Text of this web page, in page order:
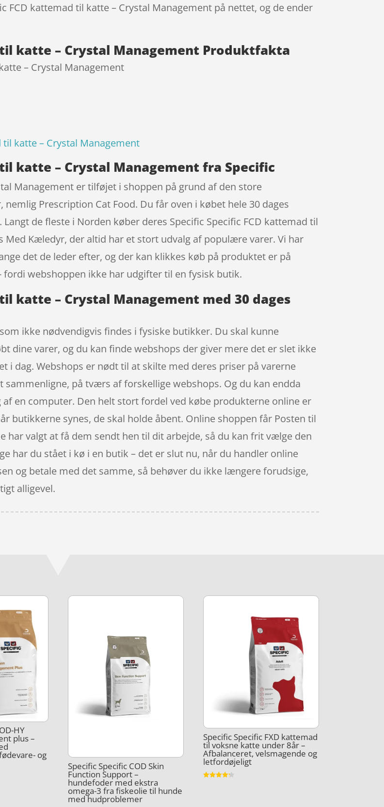
FCD kattemad til katte – Crystal Management på nettet, og de ender
katte – Crystal Management Produktfakta
– Crystal Management
til katte – Crystal Management
katte – Crystal Management fra Specific
Management er tilføjet i shoppen på grund af den store
Prescription Cat Food. Du får oven i købet hele 30 dages
de fleste i Norden køber deres Specific Specific FCD kattemad til
Med Kæledyr, der altid har et stort udvalg af populære varer. Vi har
det de leder efter, og der kan klikkes køb på produktet er på
webshoppen ikke har udgifter til en fysisk butik.
katte – Crystal Management med 30 dages
ikke nødvendigvis findes i fysiske butikker. Du skal kunne
dine varer, og du kan finde webshops der giver mere det er slet ikke
i dag. Webshops er nødt til at skilte med deres priser på varerne
på tværs af forskellige webshops. Og du kan endda
en computer. Den helt stort fordel ved købe produkterne online er
butikkerne synes, de skal holde åbent. Online shoppen får Posten til
har valgt at få dem sendt hen til dit arbejde, så du kan frit vælge den
har du stået i kø i en butik – det er slut nu, når du handler online
og betale med det samme, så behøver du ikke længere forudsige,
alligevel.
HY
plus –
og
Specific Specific COD Skin
Function Support –
hundefoder med ekstra
omega-3 fra fiskeolie til hunde
med hudproblemer
Specific Specific FXD kattemad
til voksne katte under 8år –
Afbalanceret, velsmagende og
letfordøjeligt